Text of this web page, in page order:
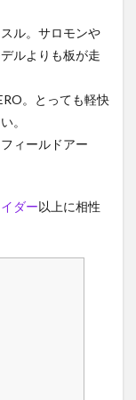
ル。サロモンや
ルよりも板が走
。とっても軽快
。
ィールドアー
ダー以上に相性